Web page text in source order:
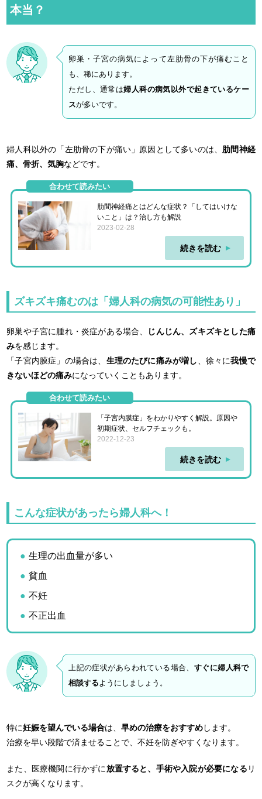
本当？
卵巣・子宮の病気によって左肋骨の下が痛むこと
も、稀にあります。
ただし、通常は婦人科の病気以外で起きているケー
スが多いです。
婦人科以外の「左肋骨の下が痛い」原因として多いのは、 肋間神経
痛、骨折、気胸などです。
合わせて読みたい
肋間神経痛とはどんな症状？「してはいけな
いこと」は？治し方も解説
2023-02-28
続きを読む
ズキズキ痛むのは「婦人科の病気の可能性あり」
卵巣や子宮に腫れ・炎症がある場合、
じんじん、ズキズキとした痛
みを感じます。
「子宮内膜症」の場合は、 生理のたびに痛みが増し、徐々に我慢で
きないほどの痛みになっていくこともあります。
合わせて読みたい
「子宮内膜症」をわかりやすく解説。原因や
初期症状、セルフチェックも。
2022-12-23
続きを読む
こんな症状があったら婦人科へ！
生理の出血量が多い
貧血
不妊
不正出血
上記の症状があらわれている場合、 すぐに婦人科で
相談するようにしましょう。
特に妊娠を望んでいる場合は、早めの治療をおすすめします。
治療を早い段階で済ませることで、不妊を防ぎやすくなります。
また、医療機関に行かずに放置すると、手術や入院が必要になる リ
スクが高くなります。